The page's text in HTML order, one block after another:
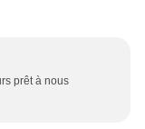
prêt à nous